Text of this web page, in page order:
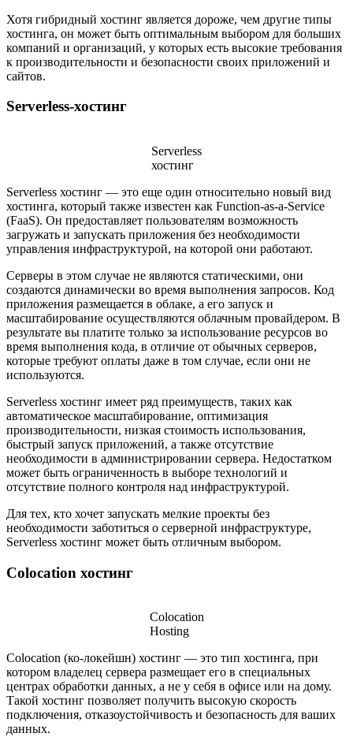
Хотя гибридный хостинг является дороже, чем другие типы
хостинга, он может быть оптимальным выбором для больших
компаний и организаций, у которых есть высокие требования
к производительности и безопасности своих приложений и
сайтов.
Serverless-хостинг
Serverless
хостинг
Serverless хостинг — это еще один относительно новый вид
хостинга, который также известен как Function-as-a-Service
(FaaS). Он предоставляет пользователям возможность
загружать и запускать приложения без необходимости
управления инфраструктурой, на которой они работают.
Серверы в этом случае не являются статическими, они
создаются динамически во время выполнения запросов. Код
приложения размещается в облаке, а его запуск и
масштабирование осуществляются облачным провайдером. В
результате вы платите только за использование ресурсов во
время выполнения кода, в отличие от обычных серверов,
которые требуют оплаты даже в том случае, если они не
используются.
Serverless хостинг имеет ряд преимуществ, таких как
автоматическое масштабирование, оптимизация
производительности, низкая стоимость использования,
быстрый запуск приложений, а также отсутствие
необходимости в администрировании сервера. Недостатком
может быть ограниченность в выборе технологий и
отсутствие полного контроля над инфраструктурой.
Для тех, кто хочет запускать мелкие проекты без
необходимости заботиться о серверной инфраструктуре,
Serverless хостинг может быть отличным выбором.
Colocation хостинг
Colocation
Hosting
Colocation (ко-локейшн) хостинг — это тип хостинга, при
котором владелец сервера размещает его в специальных
центрах обработки данных, а не у себя в офисе или на дому.
Такой хостинг позволяет получить высокую скорость
подключения, отказоустойчивость и безопасность для ваших
данных.